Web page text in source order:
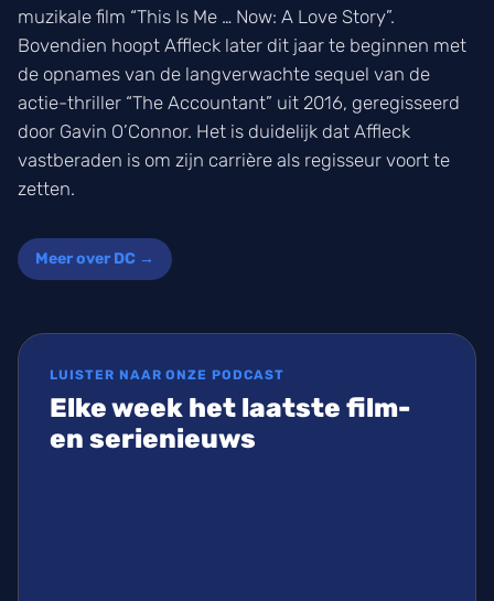
muzikale film “This Is Me … Now: A Love Story”.
Bovendien hoopt Affleck later dit jaar te beginnen met
de opnames van de langverwachte sequel van de
actie-thriller “The Accountant” uit 2016, geregisseerd
door Gavin O’Connor. Het is duidelijk dat Affleck
vastberaden is om zijn carrière als regisseur voort te
zetten.
Meer over DC →
LUISTER NAAR ONZE PODCAST
Elke week het laatste film-
en serienieuws